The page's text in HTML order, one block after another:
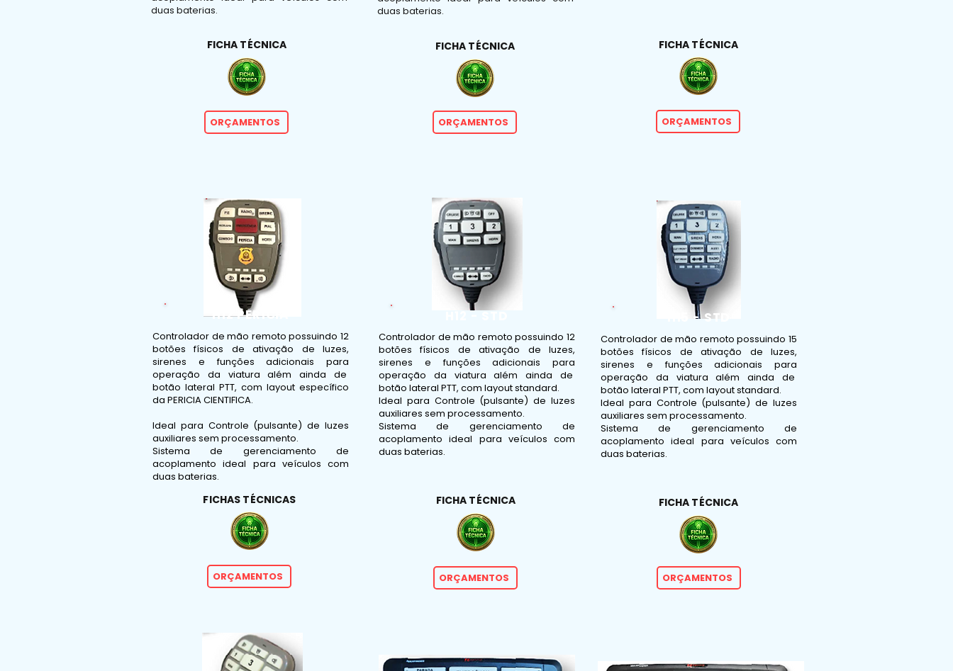
duas baterias.
FICHA TÉCNICA
ORÇAMENTOS
Controlador de mão remoto possuindo 12
botões físicos de ativação de luzes,
sirenes e funções adicionais para
operação da viatura além ainda de
botão lateral PTT, com layout específico
da PERICIA CIENTIFICA.
Ideal para Controle (pulsante) de luzes
auxiliares sem processamento.
Sistema de gerenciamento de
acoplamento ideal para veículos com
duas baterias.
H12 PERÍCIA
FICHAS TÉCNICAS
ORÇAMENTOS
duas baterias.
FICHA TÉCNICA
ORÇAMENTOS
FICHA TÉCNICA
ORÇAMENTOS
Controlador de mão remoto possuindo 12
botões físicos de ativação de luzes,
sirenes e funções adicionais para
operação da viatura além ainda de
botão lateral PTT, com layout standard.
Ideal para Controle (pulsante) de luzes
auxiliares sem processamento.
Sistema de gerenciamento de
acoplamento ideal para veículos com
duas baterias.
H12 - STD
FICHA TÉCNICA
ORÇAMENTOS
Controlador de mão remoto possuindo 15
botões físicos de ativação de luzes,
sirenes e funções adicionais para
operação da viatura além ainda de
botão lateral PTT, com layout standard.
Ideal para Controle (pulsante) de luzes
auxiliares sem processamento.
Sistema de gerenciamento de
acoplamento ideal para veículos com
duas baterias.
H15 - STD
FICHA TÉCNICA
ORÇAMENTOS